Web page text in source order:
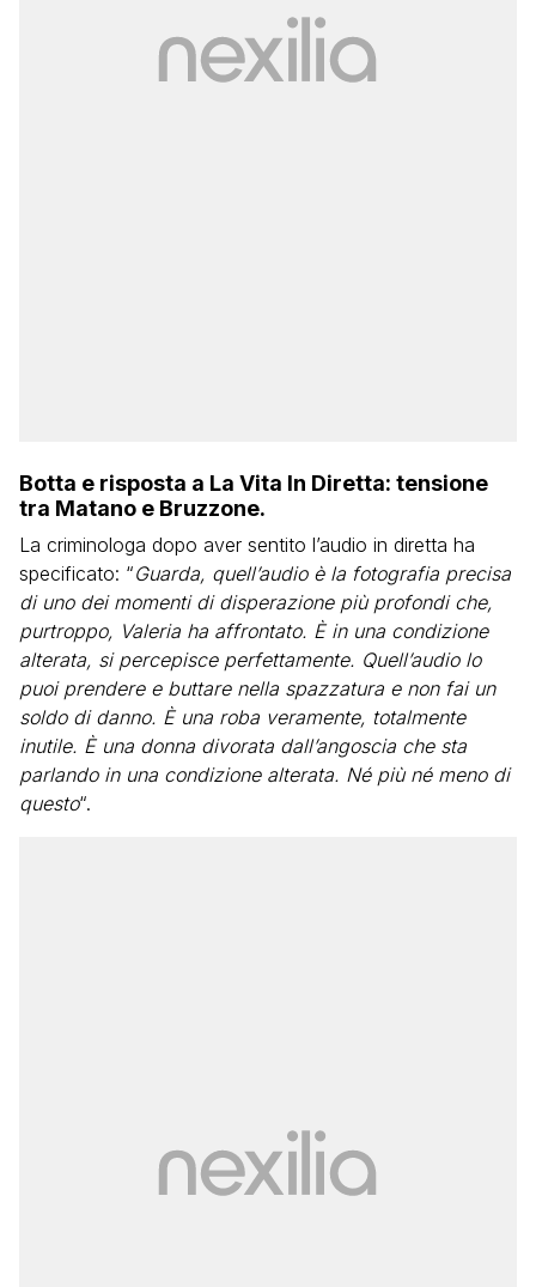
Botta e risposta a La Vita In Diretta: tensione
tra Matano e Bruzzone.
La criminologa dopo aver sentito l’audio in diretta ha
specificato: “Guarda, quell’audio è la fotografia precisa
di uno dei momenti di disperazione più profondi che,
purtroppo, Valeria ha affrontato. È in una condizione
alterata, si percepisce perfettamente. Quell’audio lo
puoi prendere e buttare nella spazzatura e non fai un
soldo di danno. È una roba veramente, totalmente
inutile. È una donna divorata dall’angoscia che sta
parlando in una condizione alterata. Né più né meno di
questo“.